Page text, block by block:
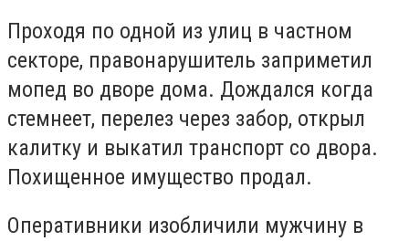
Проходя по одной из улиц в частном
секторе, правонарушитель заприметил
мопед во дворе дома. Дождался когда
стемнеет, перелез через забор, открыл
калитку и выкатил транспорт со двора.
Похищенное имущество продал.
Оперативники изобличили мужчину в